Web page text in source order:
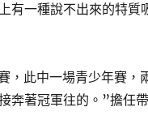
有一種說不出來的特質
，此中一場青少年賽，
奔著冠軍往的。”擔任帶